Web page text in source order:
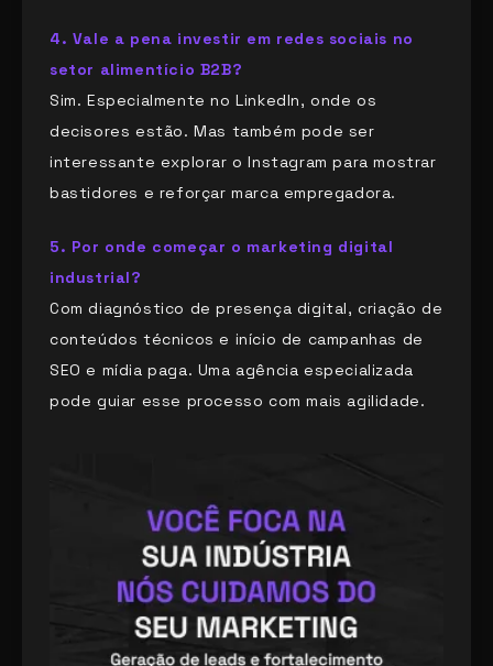
4. Vale a pena investir em redes sociais no
setor alimentício B2B?
Sim. Especialmente no LinkedIn, onde os
decisores estão. Mas também pode ser
interessante explorar o Instagram para mostrar
bastidores e reforçar marca empregadora.
5. Por onde começar o marketing digital
industrial?
Com diagnóstico de presença digital, criação de
conteúdos técnicos e início de campanhas de
SEO e mídia paga. Uma agência especializada
pode guiar esse processo com mais agilidade.